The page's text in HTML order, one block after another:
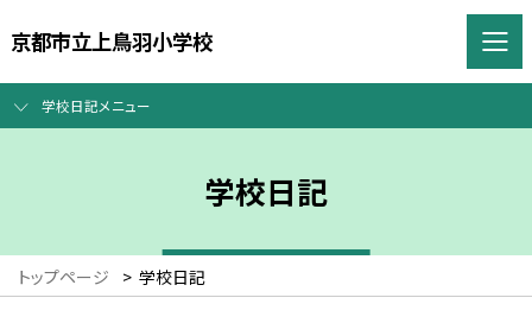
京都市立上鳥羽小学校
学校日記メニュー
学校日記
トップページ > 学校日記